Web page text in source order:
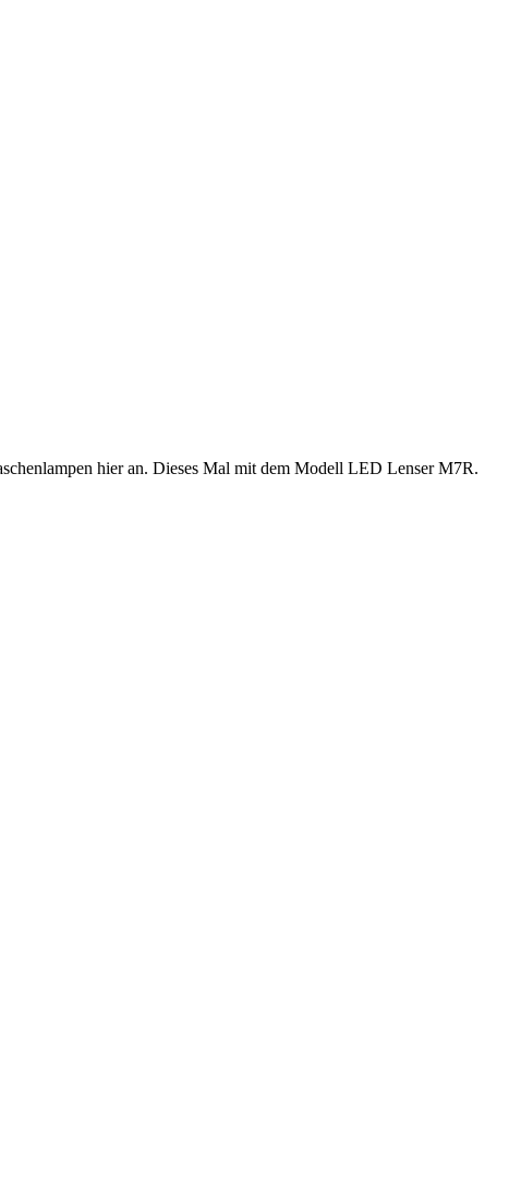
hier an. Dieses Mal mit dem Modell LED Lenser M7R.